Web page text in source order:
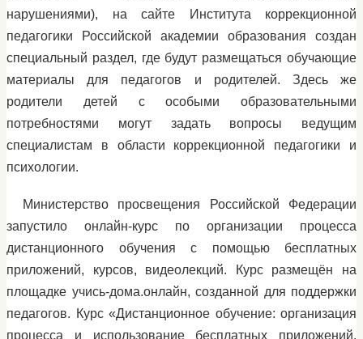
нарушениями), на сайте Института коррекционной
педагогики Российской академии образования создан
специальный раздел, где будут размещаться обучающие
материалы для педагогов и родителей. Здесь же
родители детей с особыми образовательными
потребностями могут задать вопросы ведущим
специалистам в области коррекционной педагогики и
психологии.
Министерство просвещения Российской Федерации
запустило онлайн-курс по организации процесса
дистанционного обучения с помощью бесплатных
приложений, курсов, видеолекций. Курс размещён на
площадке учись-дома.онлайн, созданной для поддержки
педагогов. Курс «Дистанционное обучение: организация
процесса и использование бесплатных приложений,